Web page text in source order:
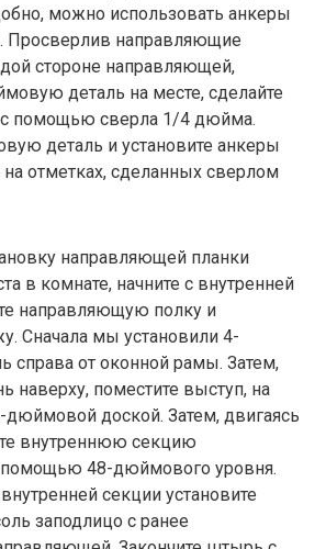
можно использовать анкеры
Просверлив направляющие
стороне направляющей,
деталь на месте, сделайте
с помощью сверла 1/4 дюйма.
деталь и установите анкеры
на отметках, сделанных сверлом
направляющей планки
в комнате, начните с внутренней
направляющую полку и
Сначала мы установили 4-
справа от оконной рамы. Затем,
наверху, поместите выступ, на
доской. Затем, двигаясь
внутреннюю секцию
48-дюймового уровня.
секции установите
заподлицо с ранее